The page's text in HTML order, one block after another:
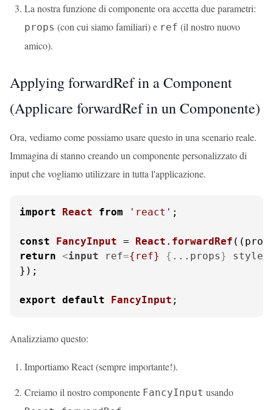
La nostra funzione di componente ora accetta due parametri:
props (con cui siamo familiari) e ref (il nostro nuovo
amico).
Applying forwardRef in a Component
(Applicare forwardRef in un Componente)
Ora, vediamo come possiamo usare questo in una scenario reale.
Immagina di stanno creando un componente personalizzato di
input che vogliamo utilizzare in tutta l'applicazione.
import React from 'react' ;
const FancyInput = React . forwardRef ( (
return <input ref={ref} { ...props} style
});
export default FancyInput ;
Analizziamo questo:
Importiamo React (sempre importante!).
Creiamo il nostro componente FancyInput usando